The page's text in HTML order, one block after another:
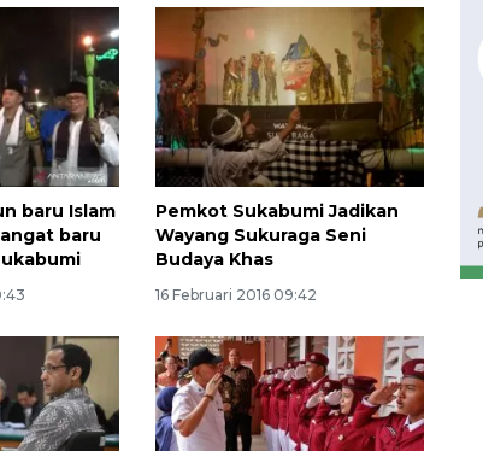
baru Islam
baru
Pemkot Sukabumi Jadikan
Wayang Sukuraga Seni
Budaya Khas
16 Februari 2016 09:42
Waspadai penyakit saat
musim kemarau
2026-08-05 12:00:00